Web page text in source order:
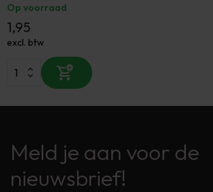
Op voorraad
1,95
excl. btw
Meld je aan voor de
nieuwsbrief!